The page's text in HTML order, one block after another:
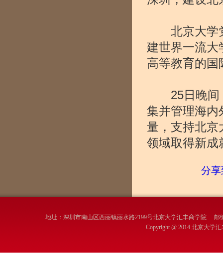
北京大学党
建世界一流大
高等教育的国
25日晚间，
集并管理海内
量，支持北京
领域取得新成
分
地址：深圳市南山区西丽镇丽水路2199号北京大学汇丰商学院
Copyright @ 2014 北京大学